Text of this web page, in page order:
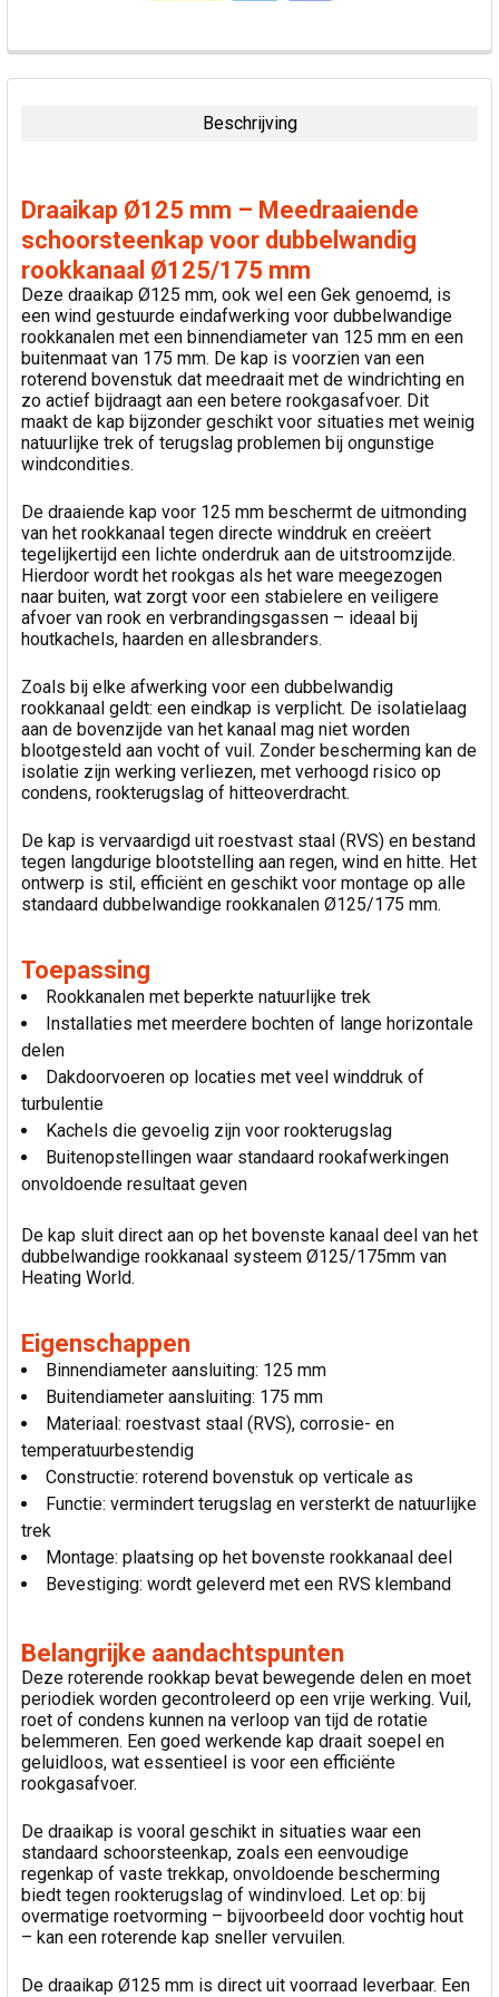
VAAK
SAMEN
VOEG
GESELECTEERDE
TOE AAN
WINKELWAGEN
Beschrijving
Draaikap Ø125 mm – Meedraaiende
schoorsteenkap voor dubbelwandig
rookkanaal Ø125/175 mm
Deze draaikap Ø125 mm, ook wel een Gek genoemd, is
een wind gestuurde eindafwerking voor dubbelwandige
rookkanalen met een binnendiameter van 125 mm en een
buitenmaat van 175 mm. De kap is voorzien van een
roterend bovenstuk dat meedraait met de windrichting en
zo actief bijdraagt aan een betere rookgasafvoer. Dit
maakt de kap bijzonder geschikt voor situaties met weinig
natuurlijke trek of terugslag problemen bij ongunstige
windcondities.
De draaiende kap voor 125 mm beschermt de uitmonding
van het rookkanaal tegen directe winddruk en creëert
tegelijkertijd een lichte onderdruk aan de uitstroomzijde.
Hierdoor wordt het rookgas als het ware meegezogen
naar buiten, wat zorgt voor een stabielere en veiligere
afvoer van rook en verbrandingsgassen – ideaal bij
houtkachels, haarden en allesbranders.
Zoals bij elke afwerking voor een dubbelwandig
rookkanaal geldt: een eindkap is verplicht. De isolatielaag
aan de bovenzijde van het kanaal mag niet worden
blootgesteld aan vocht of vuil. Zonder bescherming kan de
isolatie zijn werking verliezen, met verhoogd risico op
condens, rookterugslag of hitteoverdracht.
De kap is vervaardigd uit roestvast staal (RVS) en bestand
tegen langdurige blootstelling aan regen, wind en hitte. Het
ontwerp is stil, efficiënt en geschikt voor montage op alle
standaard dubbelwandige rookkanalen Ø125/175 mm.
Toepassing
Rookkanalen met beperkte natuurlijke trek
Installaties met meerdere bochten of lange horizontale
delen
Dakdoorvoeren op locaties met veel winddruk of
turbulentie
Kachels die gevoelig zijn voor rookterugslag
Buitenopstellingen waar standaard rookafwerkingen
onvoldoende resultaat geven
De kap sluit direct aan op het bovenste kanaal deel van het
dubbelwandige rookkanaal systeem Ø125/175mm van
Heating World.
Eigenschappen
Binnendiameter aansluiting: 125 mm
Buitendiameter aansluiting: 175 mm
Materiaal: roestvast staal (RVS), corrosie- en
temperatuurbestendig
Constructie: roterend bovenstuk op verticale as
Functie: vermindert terugslag en versterkt de natuurlijke
trek
Montage: plaatsing op het bovenste rookkanaal deel
Bevestiging: wordt geleverd met een RVS klemband
Belangrijke aandachtspunten
Deze roterende rookkap bevat bewegende delen en moet
periodiek worden gecontroleerd op een vrije werking. Vuil,
roet of condens kunnen na verloop van tijd de rotatie
belemmeren. Een goed werkende kap draait soepel en
geluidloos, wat essentieel is voor een efficiënte
rookgasafvoer.
De draaikap is vooral geschikt in situaties waar een
standaard schoorsteenkap, zoals een eenvoudige
regenkap of vaste trekkap, onvoldoende bescherming
biedt tegen rookterugslag of windinvloed. Let op: bij
overmatige roetvorming – bijvoorbeeld door vochtig hout
– kan een roterende kap sneller vervuilen.
De draaikap Ø125 mm is direct uit voorraad leverbaar. Een